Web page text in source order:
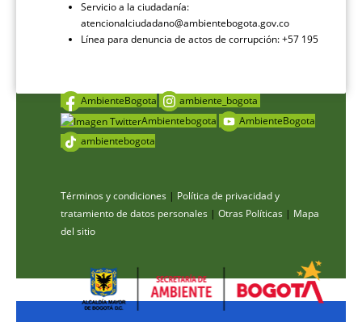
Servicio a la ciudadanía:
atencionalciudadano@ambientebogota.gov.co
Línea para denuncia de actos de corrupción: +57 195
AmbienteBogota
ambiente_bogota
Ambientebogota
AmbienteBogota
ambientebogota
Términos y condiciones | Política de privacidad y
tratamiento de datos personales | Otras Políticas | Mapa
del sitio